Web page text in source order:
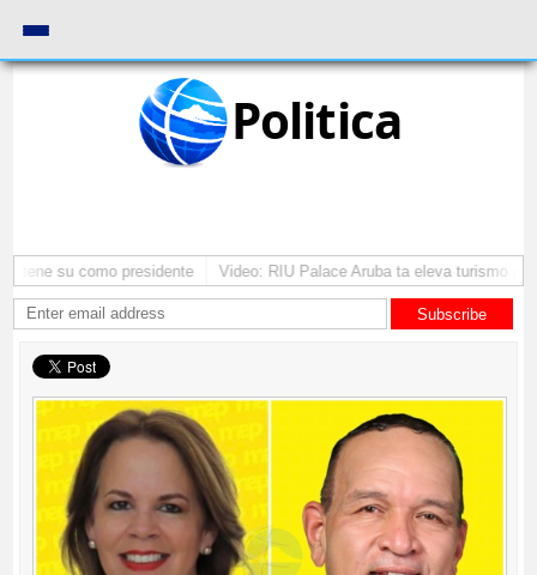
Politica
su como presidente Video: RIU Palace Aruba ta eleva turismo
Subscribe